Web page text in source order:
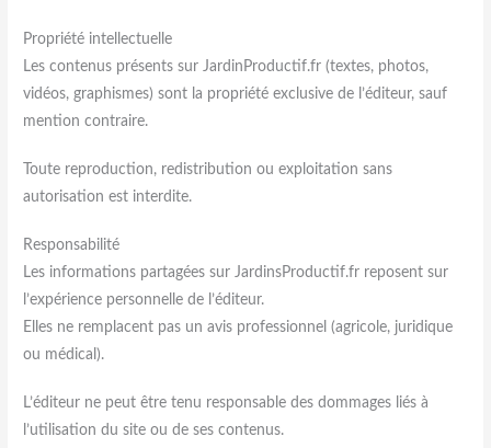
Propriété intellectuelle
Les contenus présents sur JardinProductif.fr (textes, photos,
vidéos, graphismes) sont la propriété exclusive de l’éditeur, sauf
mention contraire.
Toute reproduction, redistribution ou exploitation sans
autorisation est interdite.
Responsabilité
Les informations partagées sur JardinsProductif.fr reposent sur
l’expérience personnelle de l’éditeur.
Elles ne remplacent pas un avis professionnel (agricole, juridique
ou médical).
L’éditeur ne peut être tenu responsable des dommages liés à
l’utilisation du site ou de ses contenus.